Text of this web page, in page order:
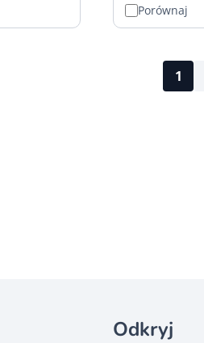
Porównaj
1
Odkryj